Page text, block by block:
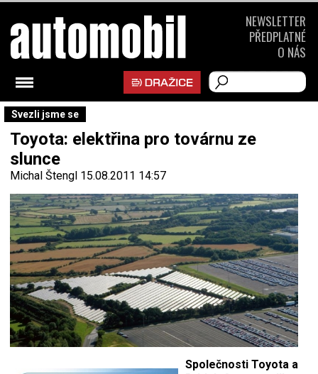
Svezli jsme se
Toyota: elektřina pro továrnu ze
slunce
Michal Štengl 15.08.2011 14:57
Společnosti Toyota a
NEWSLETTER
PŘEDPLATNÉ
O NÁS